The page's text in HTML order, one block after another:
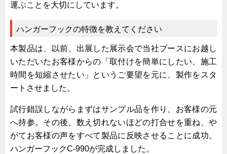
新製品開発最前線
Before After
旬の野菜とタキゲン製品
PICK UP NEWS
ポンチ絵の基礎と描き方
図面の見方・書き方
キャビネット工業会規格「CA300」集中講義
ズバッとお悩み解決 テクニカル Q and A
運ぶことを大切にしています。
ハンガーフックの特徴を教えてください
本製品は、以前、出展した展示会で当社ブースにお越し
いただいたお客様からの「取付けを簡単にしたい、施工
時間を短縮させたい」というご要望を元に、製作をスタ
ートさせました。
試行錯誤しながらまずはサンプル品を作り、お客様の元
へ持参。その後、数え切れないほどの打合せを重ね、や
がてお客様の声をすべて製品に反映させることに成功。
ハンガーフックC-990が完成しました。